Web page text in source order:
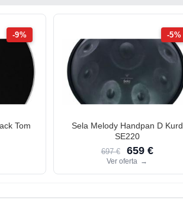
-9%
Tom
-5%
Sela Melody Handpan D Kurd
SE220
697 € 659 €
Ver oferta →